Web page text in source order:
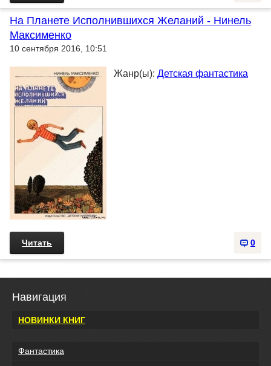
На Планете Исполнившихся Желаний - Нинель
Максименко
10 сентября 2016, 10:51
Жанр(ы): Детская фантастика
0
Читать
Навигация
НОВИНКИ КНИГ
Фантастика